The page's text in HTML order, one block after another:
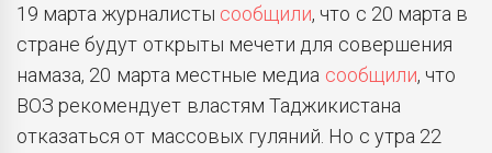
19 марта журналисты сообщили, что с 20 марта в
стране будут открыты мечети для совершения
намаза, 20 марта местные медиа сообщили, что
ВОЗ рекомендует властям Таджикистана
отказаться от массовых гуляний. Но с утра 22